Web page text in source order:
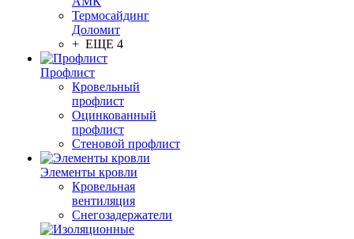
Термосайдинг
Доломит
+ ЕЩЕ 4
Профлист
Кровельный
профлист
Оцинкованный
профлист
Стеновой профлист
Элементы кровли
Кровельная
вентиляция
Снегозадержатели